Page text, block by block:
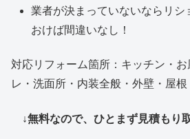
業者が決まっていないならリシ
おけば間違いなし！
対応リフォーム箇所：キッチン・
レ・洗面所・内装全般・外壁・屋
↓無料なので、ひとまず見積もり